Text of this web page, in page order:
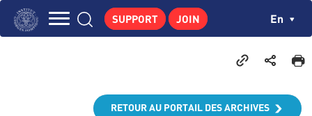
Skip
CENTRE DE RECHERCHES
SUPPORT JOIN En
RETOUR AU PORTAIL DES ARCHIVES
Cookies management panel